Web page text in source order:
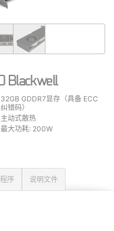
Blackwell
32GB GDDR7显存（具备 ECC
纠错码）
主动式散热
最大功耗: 200W
序 说明文件